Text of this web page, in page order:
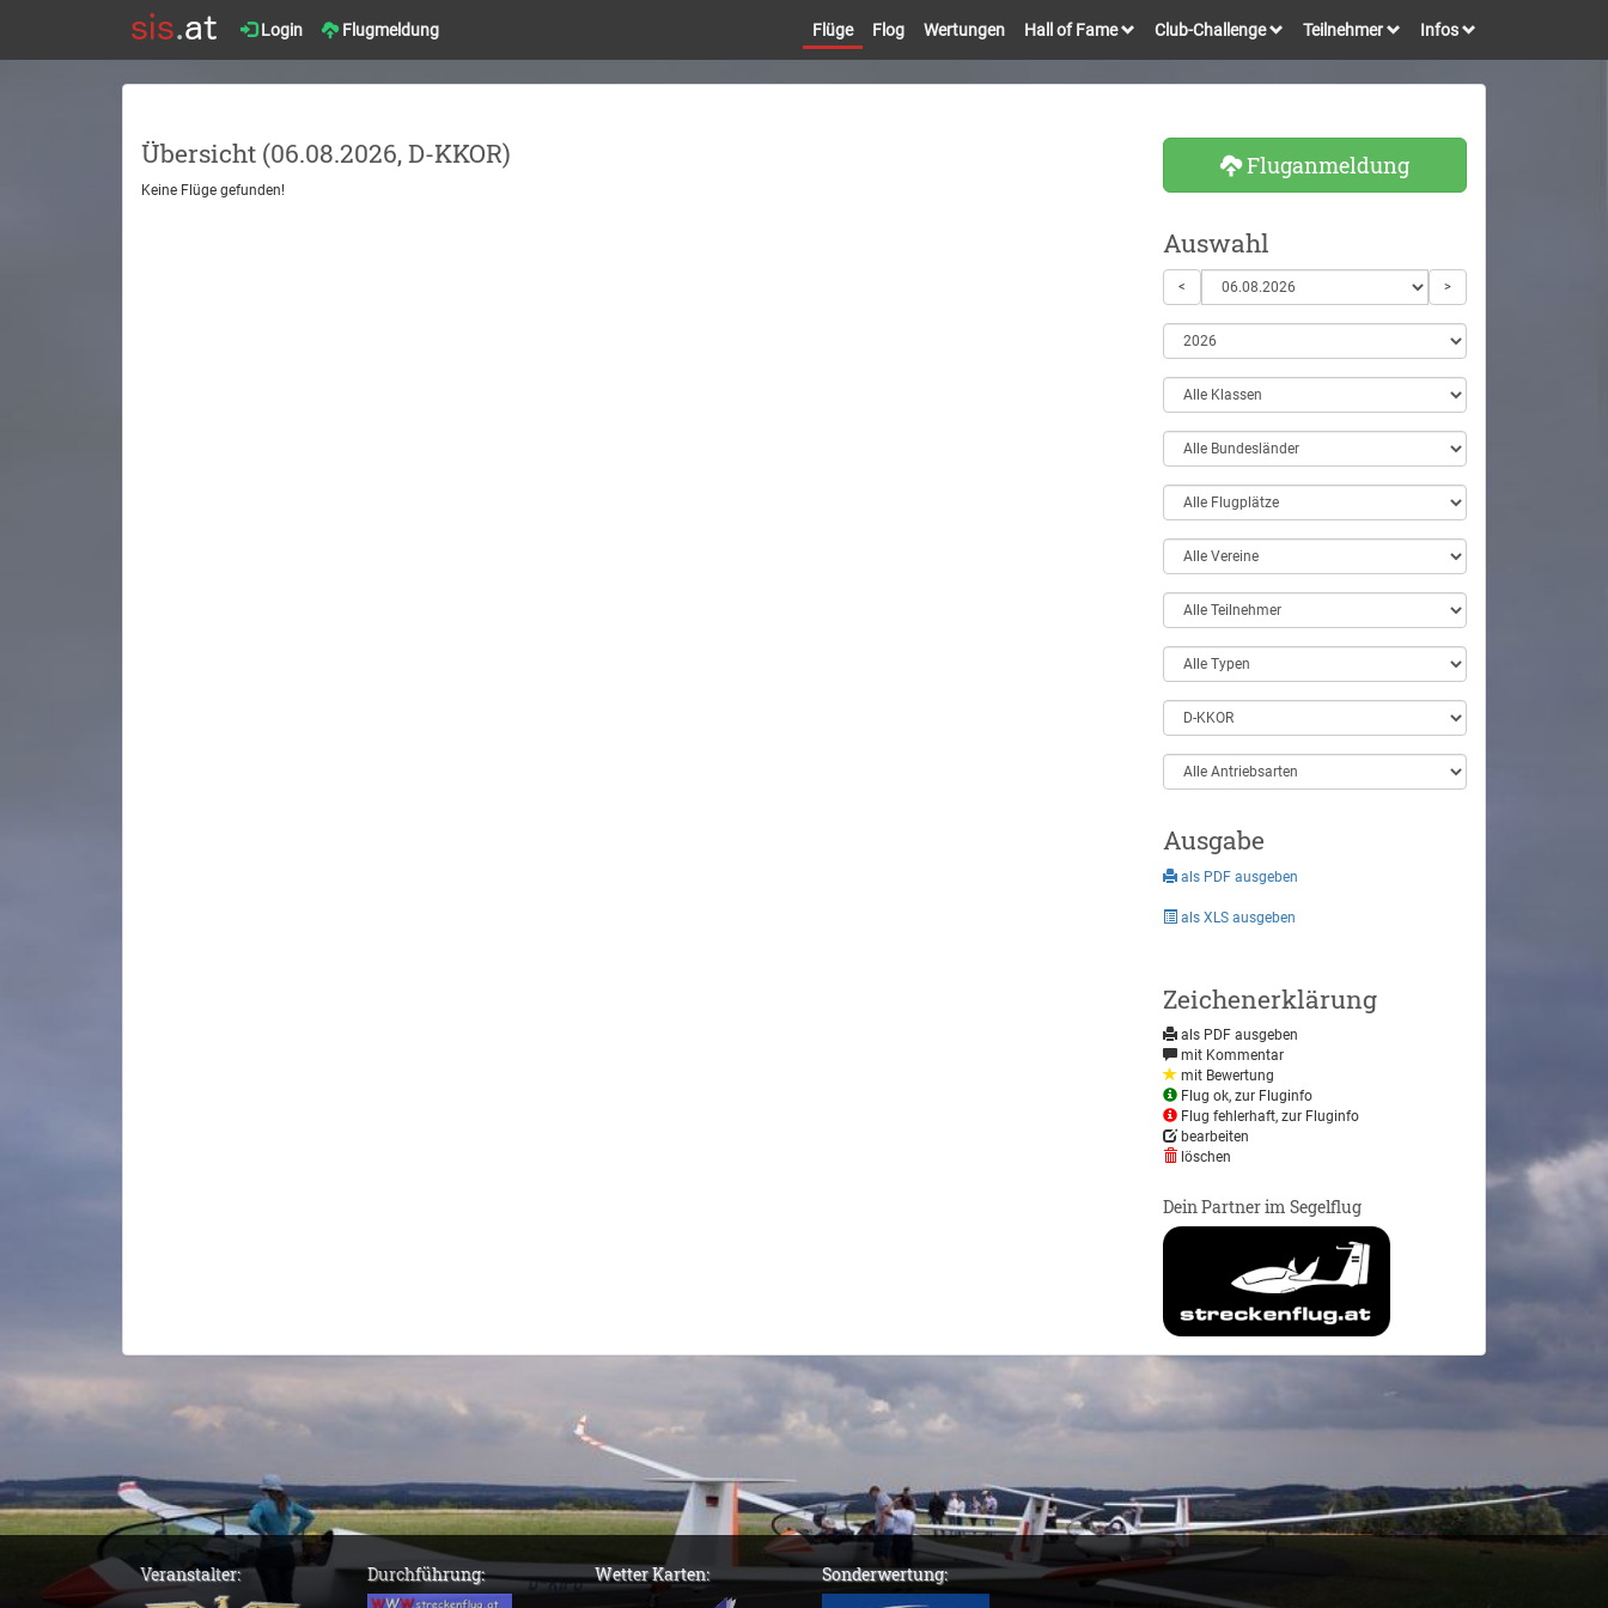
Login Flugmeldung Flüge Flog Wertungen Hall of Fame Club-Challenge Teilnehmer Infos
Fluganmeldung
Auswahl
< >
Ausgabe
als PDF ausgeben
als XLS ausgeben
Zeichenerklärung
als PDF ausgeben
mit Kommentar
mit Bewertung
Flug ok, zur Fluginfo
Flug fehlerhaft, zur Fluginfo
bearbeiten
löschen
Dein Partner im Segelflug
Übersicht (06.08.2026, D-KKOR)
Keine Flüge gefunden!
Veranstalter: Durchführung: Wetter Karten: Sonderwertung: